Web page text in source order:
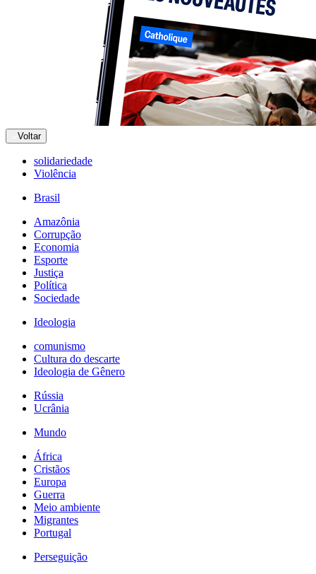
Voltar
solidariedade
Violência
Brasil
Amazônia
Corrupção
Economia
Esporte
Justiça
Política
Sociedade
Ideologia
comunismo
Cultura do descarte
Ideologia de Gênero
Rússia
Ucrânia
Mundo
África
Cristãos
Europa
Guerra
Meio ambiente
Migrantes
Portugal
Perseguição